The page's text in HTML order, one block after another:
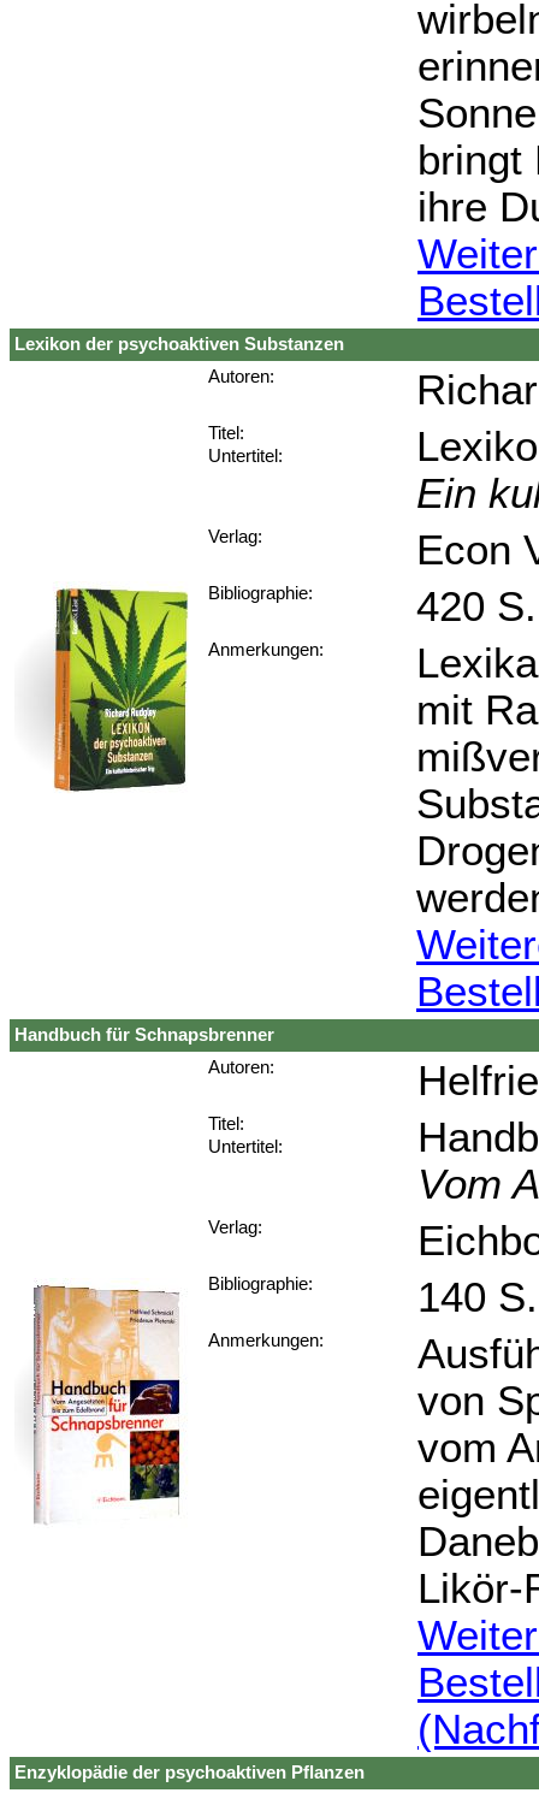
bringt
ihre
Lexikon der psychoaktiven Substanzen
Autoren:
Titel:
Untertitel:
Ein
Verlag: Econ
Bibliographie: 420
Anmerkungen:
mit
Handbuch für Schnapsbrenner
Autoren:
Titel:
Untertitel:
Vom
Verlag:
Bibliographie: 140
Anmerkungen:
von
vom
Likör-
Enzyklopädie der psychoaktiven Pflanzen